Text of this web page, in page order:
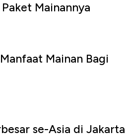
Mainannya
Mainan Bagi
se-Asia di Jakarta